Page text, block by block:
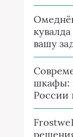
вашу
шкафы:
России